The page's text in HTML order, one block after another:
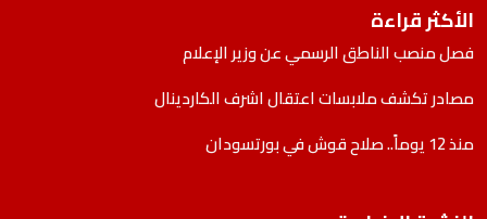
الأكثر قراءة
فصل منصب الناطق الرسمي عن وزير الإعلام
مصادر تكشف ملابسات اعتقال اشرف الكاردينال
منذ 12 يوماً.. صلاح قوش في بورتسودان